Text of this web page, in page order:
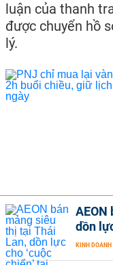
luận của thanh
được chuyển hồ
lý.
AEON
dồn
KINH DOANH